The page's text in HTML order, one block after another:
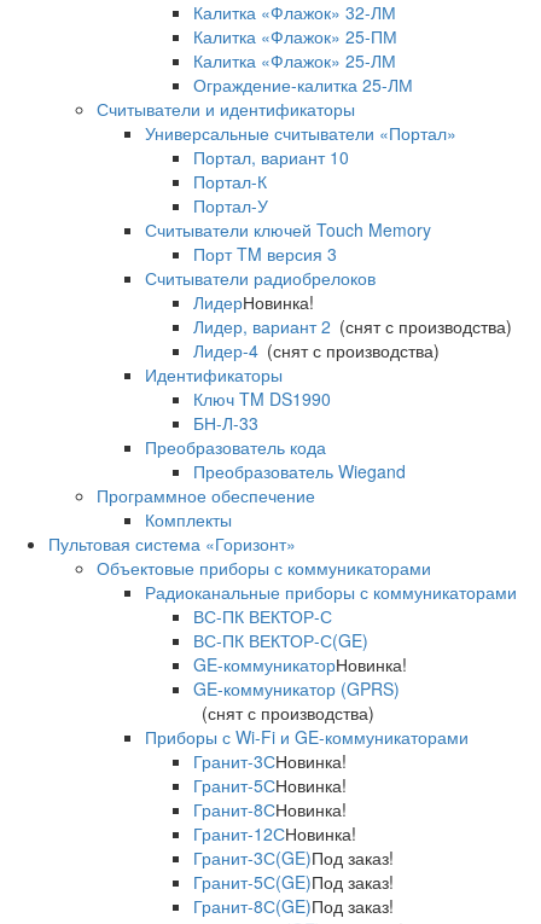
Калитка «Флажок» 32-ЛМ
Калитка «Флажок» 25-ПМ
Калитка «Флажок» 25-ЛМ
Ограждение-калитка 25-ЛМ
Считыватели и идентификаторы
Универсальные считыватели «Портал»
Портал, вариант 10
Портал-К
Портал-У
Считыватели ключей Touch Memory
Порт TM версия 3
Считыватели радиобрелоков
ЛидерНовинка!
Лидер, вариант 2 (снят с производства)
Лидер-4 (снят с производства)
Идентификаторы
Ключ TM DS1990
БН-Л-33
Преобразователь кода
Преобразователь Wiegand
Программное обеспечение
Комплекты
Пультовая система «Горизонт»
Объектовые приборы с коммуникаторами
Радиоканальные приборы с коммуникаторами
ВС-ПК ВЕКТОР-С
ВС-ПК ВЕКТОР-С(GE)
GE-коммуникаторНовинка!
GE-коммуникатор (GPRS)
(снят с производства)
Приборы с Wi-Fi и GE-коммуникаторами
Гранит-3СНовинка!
Гранит-5СНовинка!
Гранит-8СНовинка!
Гранит-12СНовинка!
Гранит-3С(GE)Под заказ!
Гранит-5С(GE)Под заказ!
Гранит-8С(GE)Под заказ!